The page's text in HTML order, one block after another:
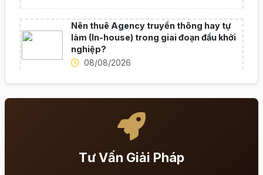
Nên thuê Agency truyền thông hay tự
làm (In-house) trong giai đoạn đầu khởi
nghiệp?
08/08/2026
Tư Vấn Giải Pháp